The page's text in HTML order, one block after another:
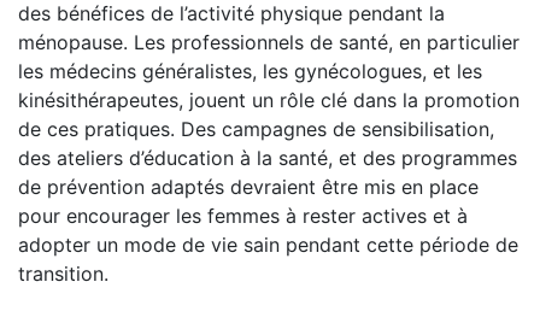
des bénéfices de l’activité physique pendant la
ménopause. Les professionnels de santé, en particulier
les médecins généralistes, les gynécologues, et les
kinésithérapeutes, jouent un rôle clé dans la promotion
de ces pratiques. Des campagnes de sensibilisation,
des ateliers d’éducation à la santé, et des programmes
de prévention adaptés devraient être mis en place
pour encourager les femmes à rester actives et à
adopter un mode de vie sain pendant cette période de
transition.